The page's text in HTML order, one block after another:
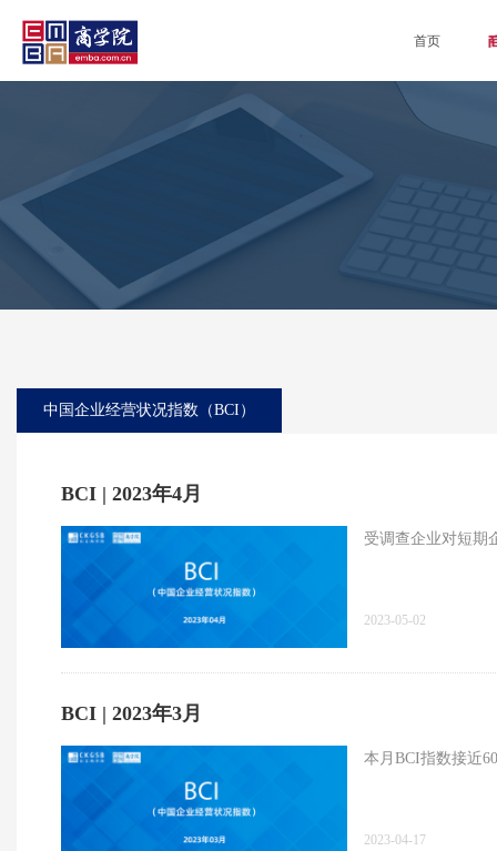
首页
中国企业经营状况指数（BCI）
BCI | 2023年4月
受调查企业对短期
2023-05-02
BCI | 2023年3月
本月BCI指数接近60
2023-04-17